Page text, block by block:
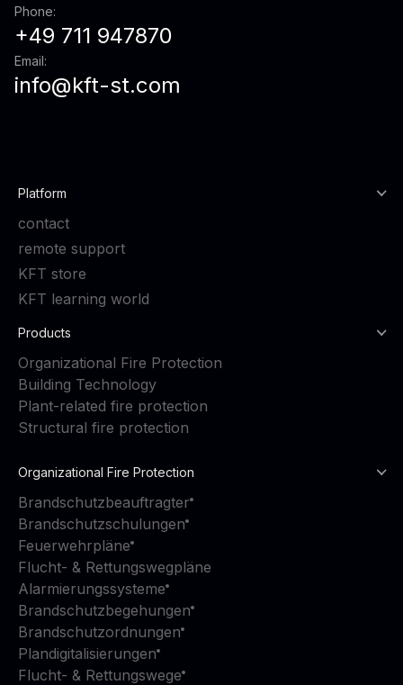
Phone:
+49 711 947870
Email:
info@kft-st.com
Platform
contact
remote support
KFT store
KFT learning world
Products
Organizational Fire Protection
Building Technology
Plant-related fire protection
Structural fire protection
Organizational Fire Protection
Brandschutzbeauftragter
Brandschutzschulungen
Feuerwehrpläne
Flucht- & Rettungswegpläne
Alarmierungssysteme
Brandschutzbegehungen
Brandschutzordnungen
Plandigitalisierungen
Flucht- & Rettungswege